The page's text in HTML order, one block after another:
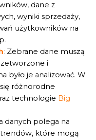
dane z
wyniki sprzedaży,
użytkowników na
: Zebrane dane muszą
i
było je analizować. W
różnorodne
technologie Big
danych polega na
które mogą